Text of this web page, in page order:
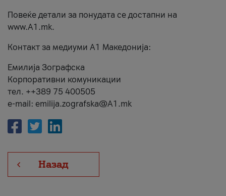
Повеќе детали за понудата се достапни на
www.А1.mk.
Контакт за медиуми А1 Македонија:
Емилија Зографска
Корпоративни комуникации
тел. ++389 75 400505
e-mail: emilija.zografska@A1.mk
Назад